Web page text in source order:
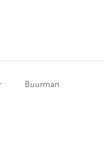
Buurman